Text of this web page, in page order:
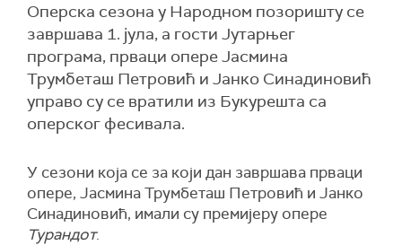
Оперска сезона у Народном позоришту се
завршава 1. јула, а гости Јутарњег
програма, прваци опере Јасмина
Трумбеташ Петровић и Јанко Синадиновић
управо су се вратили из Букурешта са
оперског фесивала.
У сезони која се за који дан завршава прваци
опере, Јасмина Трумбеташ Петровић и Јанко
Синадиновић, имали су премијеру опере
Турандот.